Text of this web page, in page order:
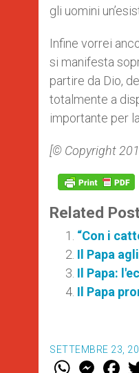
gli uomini
Infine vorrei
si manifesta
partire da Dio,
totalmente a
importante per
[© Copyright
Related
“Con i
Il Papa
Il Papa:
Il Papa
SETTEMBRE 23,
W M F